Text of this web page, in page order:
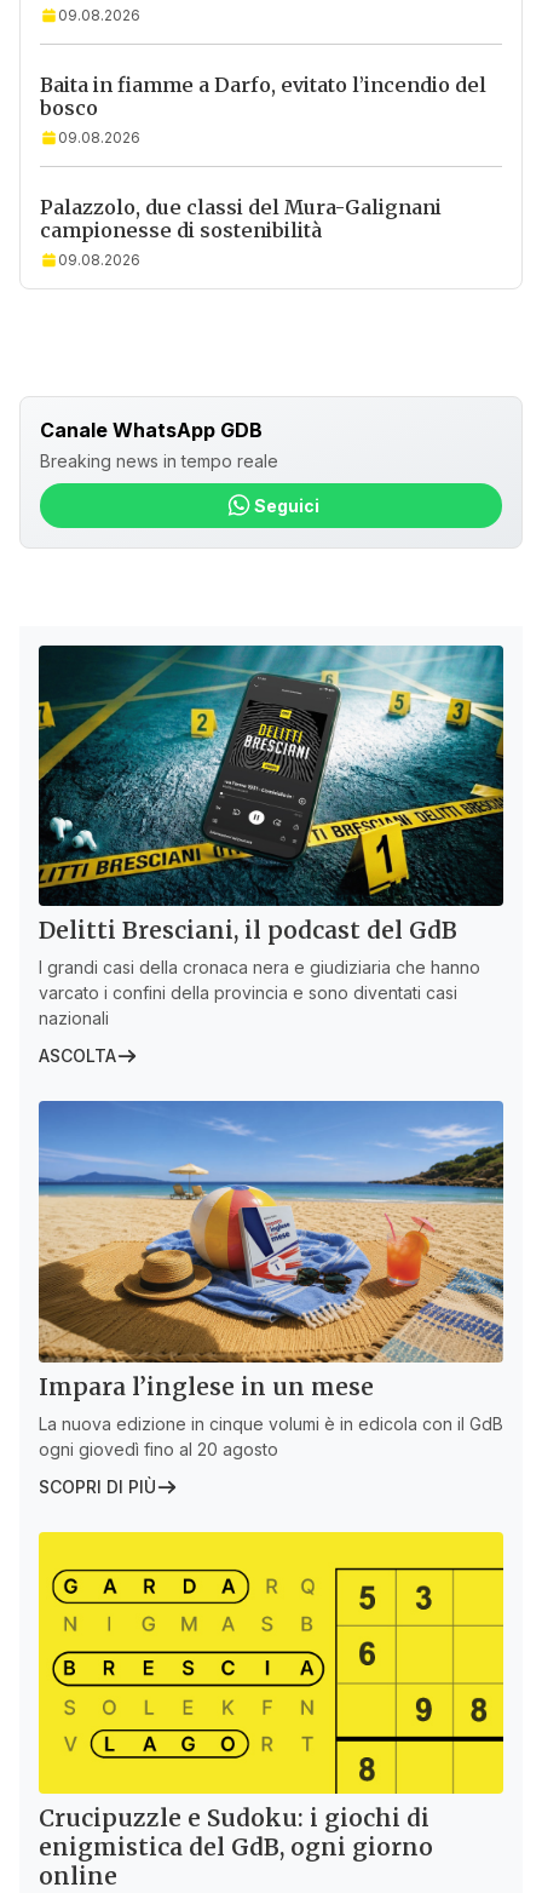
09.08.2026
Baita in fiamme a Darfo, evitato l’incendio del
bosco
09.08.2026
Palazzolo, due classi del Mura-Galignani
campionesse di sostenibilità
09.08.2026
Canale WhatsApp GDB
Breaking news in tempo reale
Seguici
Delitti Bresciani, il podcast del GdB
I grandi casi della cronaca nera e giudiziaria che hanno
varcato i confini della provincia e sono diventati casi
nazionali
ASCOLTA
Impara l’inglese in un mese
La nuova edizione in cinque volumi è in edicola con il GdB
ogni giovedì fino al 20 agosto
SCOPRI DI PIÙ
Crucipuzzle e Sudoku: i giochi di
enigmistica del GdB, ogni giorno
online